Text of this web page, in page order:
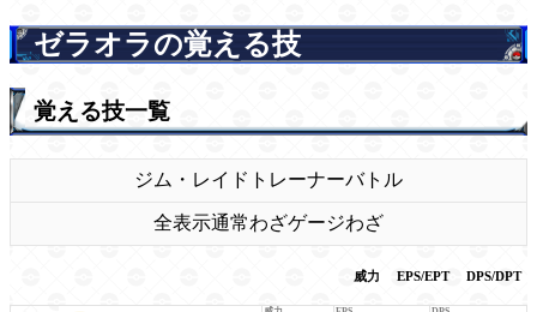
ゼラオラの覚える技
覚える技一覧
ジム・レイド トレーナーバトル
全表示通常わざゲージわざ
威力 EPS/EPT DPS/DPT